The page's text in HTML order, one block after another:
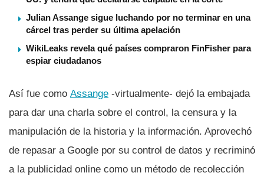
Julian Assange sigue luchando por no terminar en una
cárcel tras perder su última apelación
WikiLeaks revela qué paí­ses compraron FinFisher para
espiar ciudadanos
Así­ fue como Assange -virtualmente- dejó la embajada
para dar una charla sobre el control, la censura y la
manipulación de la historia y la información. Aprovechó
de repasar a Google por su control de datos y recriminó
a la publicidad online como un método de recolección